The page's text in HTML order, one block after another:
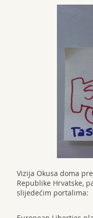
Vizija Okusa doma
Republike Hrvatske,
slijedećim portalima: